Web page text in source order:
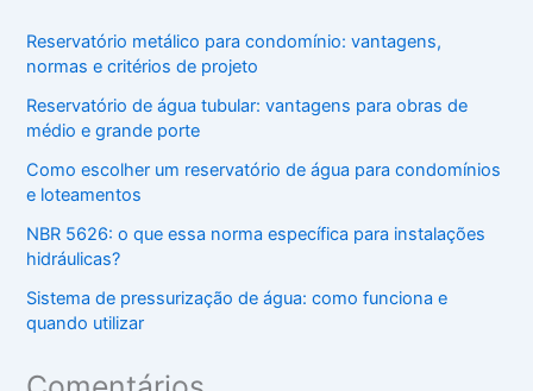
Reservatório metálico para condomínio: vantagens,
normas e critérios de projeto
Reservatório de água tubular: vantagens para obras de
médio e grande porte
Como escolher um reservatório de água para condomínios
e loteamentos
NBR 5626: o que essa norma específica para instalações
hidráulicas?
Sistema de pressurização de água: como funciona e
quando utilizar